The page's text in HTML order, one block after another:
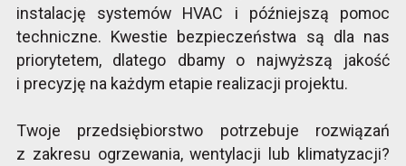
instalację systemów HVAC i późniejszą pomoc
techniczne. Kwestie bezpieczeństwa są dla nas
priorytetem, dlatego dbamy o najwyższą jakość
i precyzję na każdym etapie realizacji projektu.
Twoje przedsiębiorstwo potrzebuje rozwiązań
z zakresu ogrzewania, wentylacji lub klimatyzacji?